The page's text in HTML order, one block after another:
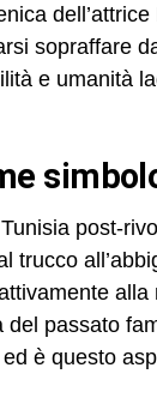
sopraffare
e umanità
post-
trucco
del passato
è questo